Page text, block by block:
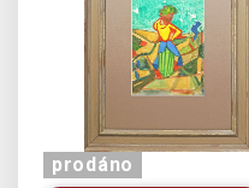
prodáno